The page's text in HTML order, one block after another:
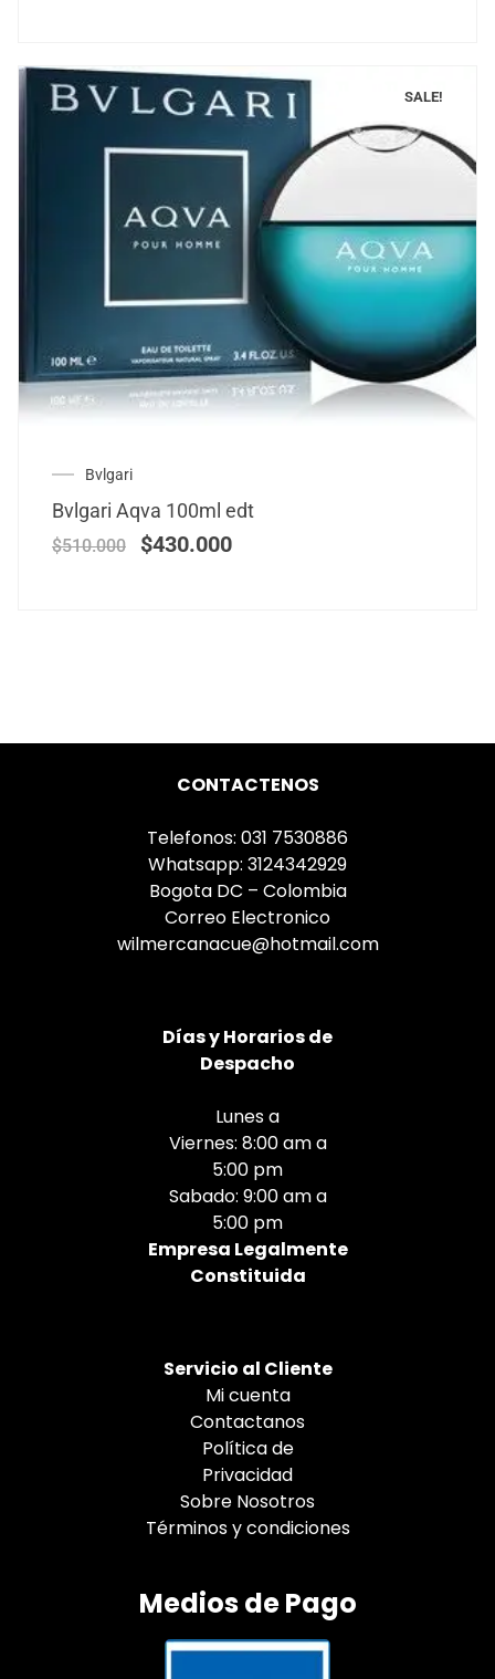
SALE!
Bvlgari
Bvlgari Aqva 100ml edt
$510.000 $430.000
CONTACTENOS
Telefonos: 031 7530886
Whatsapp: 3124342929
Bogota DC – Colombia
Correo Electronico
wilmercanacue@hotmail.com
Díasy Horarios de
Despacho
Lunes a
Viernes: 8:00 am a
5:00 pm
Sabado: 9:00 am a
5:00 pm
Empresa Legalmente
Constituida
Servicio al Cliente
Mi cuenta
Contactanos
Política de
Privacidad
Sobre Nosotros
Términos y condiciones
Medios de Pago